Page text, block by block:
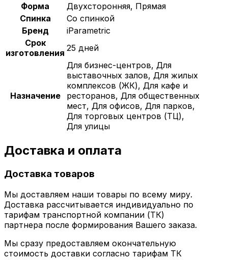
Форма
Двухсторонняя, Прямая
Спинка
Со спинкой
Бренд
iParametric
Срок
изготовления 25 дней
Назначение
Для бизнес-центров, Для
выставочных залов, Для жилых
комплексов (ЖК), Для кафе и
ресторанов, Для общественных
мест, Для офисов, Для парков,
Для торговых центров (ТЦ),
Для улицы
Доставка и оплата
Доставка товаров
Мы доставляем наши товары по всему миру.
Доставка рассчитывается индивидуально по
тарифам транспортной компании (ТК)
партнера после формирования Вашего заказа.
Мы сразу предоставляем окончательную
стоимость доставки согласно тарифам ТК